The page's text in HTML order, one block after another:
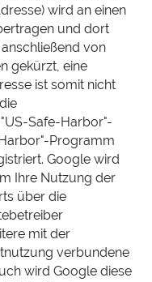
wird an einen
und dort
von
gekürzt, eine
ist somit nicht
Safe-Harbor"-
Programm
Google wird
Ihre Nutzung der
über die
mit der
verbundene
wird Google diese